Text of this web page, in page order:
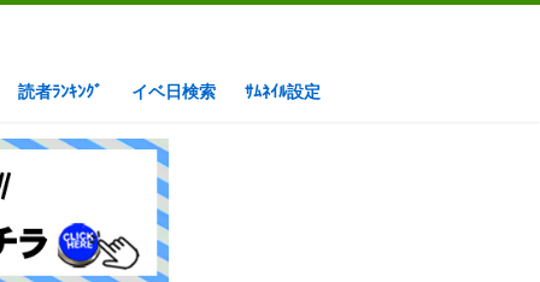
読者ﾗﾝｷﾝｸﾞ イベ日検索 ｻﾑﾈｲﾙ設定